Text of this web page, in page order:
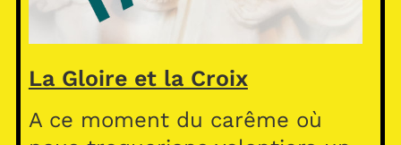
La Gloire et la Croix
A ce moment du carême où